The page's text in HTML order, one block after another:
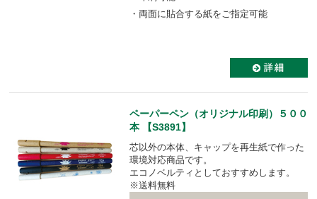
・両面に貼合する紙をご指定可能
ペーパーペン（オリジナル印刷）５００
本 【S3891】
芯以外の本体、キャップを再生紙で作った
環境対応商品です。
エコノベルティとしておすすめします。
※送料無料